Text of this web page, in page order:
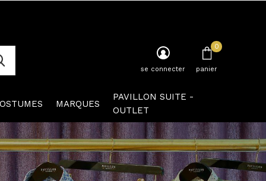
MARQUES
PAVILLON SUITE -
OUTLET
se connecter panier
0